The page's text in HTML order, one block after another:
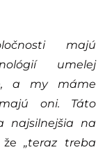
majú
umelej
a my máme
oni. Táto
najsilnejšia na
že„teraz treba